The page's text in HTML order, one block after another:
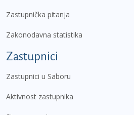
Zastupnička pitanja
Zakonodavna statistika
Zastupnici
Zastupnici u Saboru
Aktivnost zastupnika